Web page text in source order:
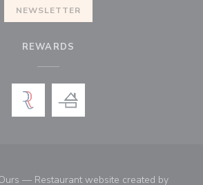
NEWSLETTER
REWARDS
— Restaurant website created by